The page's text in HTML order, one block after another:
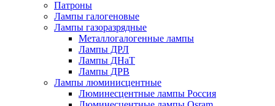
Патроны
Лампы галогеновые
Лампы газоразрядные
Металлогалогенные лампы
Лампы ДРЛ
Лампы ДНаТ
Лампы ДРВ
Лампы люминисцентные
Люминесцентные лампы Россия